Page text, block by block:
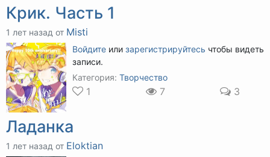
Крик. Часть 1
1 лет назад от Misti
Войдите или зарегистрируйтесь чтобы видеть
записи.
Категория: Творчество
1 7 3
Ладанка
1 лет назад от Eloktian